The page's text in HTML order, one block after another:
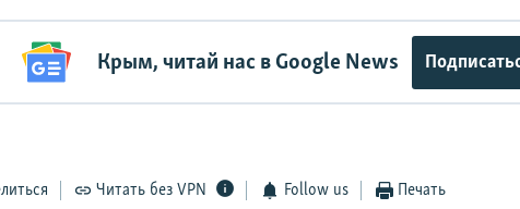
Крым, читай нас в Google News
Читать без VPN Follow us Печать